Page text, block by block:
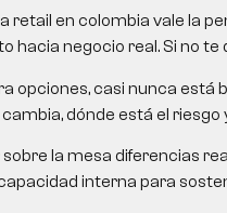
retail en colombia vale la
hacia negocio real. Si no te
opciones, casi nunca está
dónde está el
la mesa diferencias
interna para